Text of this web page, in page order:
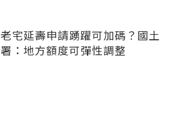
老宅延壽申請踴躍可加碼？國土
署：地方額度可彈性調整